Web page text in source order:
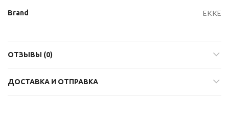
Brand EKKE
ОТЗЫВЫ (0)
ДОСТАВКА И ОТПРАВКА